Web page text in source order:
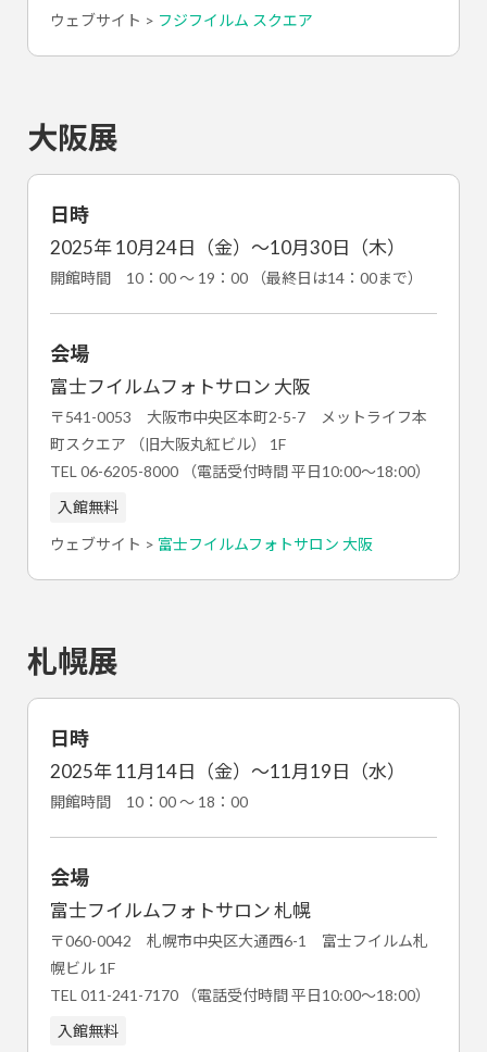
ウェブサイト > フジフイルム スクエア
大阪展
日時
2025年 10月24日（金）～10月30日（木）
開館時間 10：00 ～ 19：00 （最終日は14：00まで）
会場
富士フイルムフォトサロン 大阪
〒541-0053 大阪市中央区本町2-5-7 メットライフ本
町スクエア （旧大阪丸紅ビル） 1F
TEL 06-6205-8000 （電話受付時間 平日10:00～18:00）
入館無料
ウェブサイト > 富士フイルムフォトサロン 大阪
札幌展
日時
2025年 11月14日（金）～11月19日（水）
開館時間 10：00 ～ 18：00
会場
富士フイルムフォトサロン 札幌
〒060-0042 札幌市中央区大通西6-1 富士フイルム札
幌ビル 1F
TEL 011-241-7170 （電話受付時間 平日10:00～18:00）
入館無料